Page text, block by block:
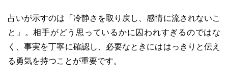
占いが示すのは「冷静さを取り戻し、感情に流されないこ
と」。相手がどう思っているかに囚われすぎるのではな
く、事実を丁寧に確認し、必要なときにははっきりと伝え
る勇気を持つことが重要です。